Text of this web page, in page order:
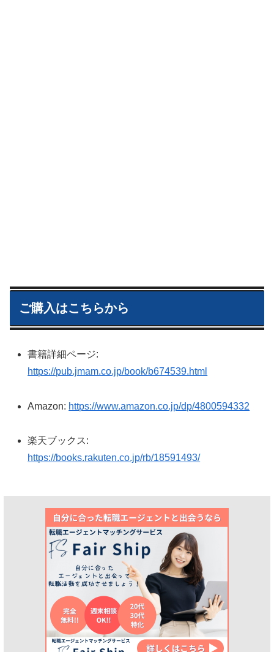
ご購入はこちらから
書籍詳細ページ:
https://pub.jmam.co.jp/book/b674539.html
Amazon: https://www.amazon.co.jp/dp/4800594332
楽天ブックス:
https://books.rakuten.co.jp/rb/18591493/